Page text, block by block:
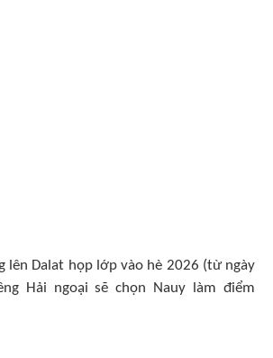
lên Dalat họp lớp vào hè 2026 (từ ngày
Hải ngoại sẽ chọn Nauy làm điểm